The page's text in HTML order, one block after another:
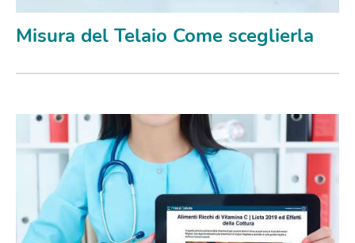
Misura del Telaio Come sceglierla